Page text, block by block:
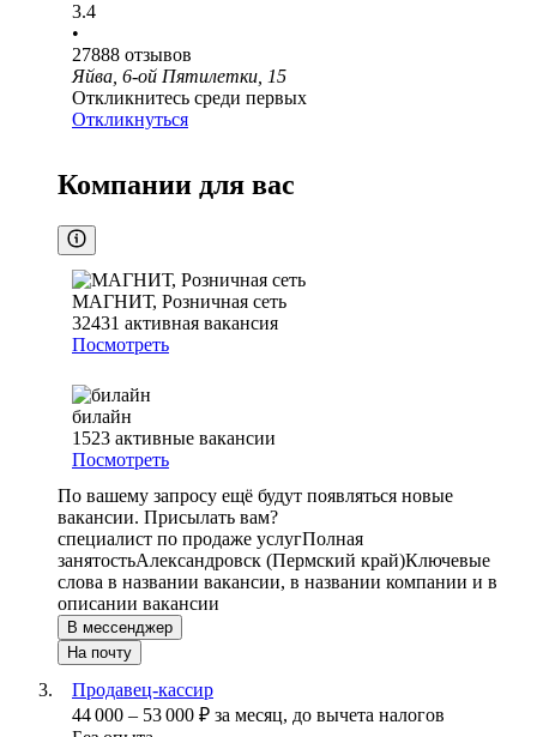
3.4
•
27888 отзывов
Яйва, 6-ой Пятилетки, 15
Откликнитесь среди первых
Откликнуться
Компании для вас
МАГНИТ, Розничная сеть
32431 активная вакансия
Посмотреть
билайн
1523 активные вакансии
Посмотреть
По вашему запросу ещё будут появляться новые
вакансии. Присылать вам?
специалист по продаже услугПолная
занятостьАлександровск (Пермский край)Ключевые
слова в названии вакансии, в названии компании и в
описании вакансии
В мессенджер
На почту
Продавец-кассир
44 000 – 53 000 ₽ за месяц, до вычета налогов